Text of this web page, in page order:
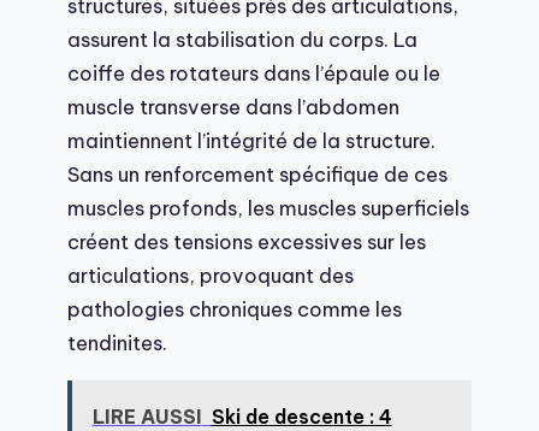
structures, situées près des articulations,
assurent la stabilisation du corps. La
coiffe des rotateurs dans l’épaule ou le
muscle transverse dans l’abdomen
maintiennent l’intégrité de la structure.
Sans un renforcement spécifique de ces
muscles profonds, les muscles superficiels
créent des tensions excessives sur les
articulations, provoquant des
pathologies chroniques comme les
tendinites.
LIRE AUSSI Ski de descente : 4